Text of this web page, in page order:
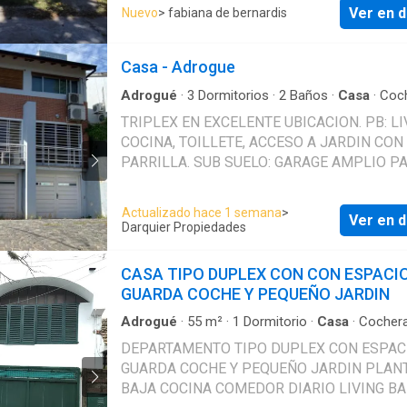
gran capacidad (hasta 12 cubiertos),
y bajo mesada y sector de comedor diario.
al jardín, generando una conexión muy
entre los espacios interiores y el parque. En el
primer piso se desarroll
COCINA INCLUIDO, Y HELADERA
O CONSULTA ESTAMOS A DISPOSICIÓN
Nuevo> fabiana de bernardis Ver en
Casa - Adrogue
Adrogué · 3 Dormitorios · 2 Baños · Casa ·
TRIPLEX EN EXCELENTE UBICACION. PB:
COCINA, TOILLETE, ACCESO A JARDIN CON
PARRILLA. SUB SUELO: GARAGE AMPLIO
DORMITORIOS (EL PRINCIPAL EN SUITE),
BAÑO COMPLETO. PA SUPERIOR: 3ER
DORMITORIO ALQUILER + IMPUESTO
CONTRATO A PARTIR DEL 1º DE
2026
Actualizado hace 1 semana>
Darquier Propiedades
Ver en
CASA TIPO DUPLEX CON CON
GUARDA COCHE Y PEQUEÑO JARDIN
Adrogué · 55 m² · 1 Dormitorio · Casa ·
DEPARTAMENTO TIPO DUPLEX CON
GUARDA COCHE Y PEQUEÑO JARDIN PLANTA
BAJA COCINA COMEDOR DIARIO LIVING